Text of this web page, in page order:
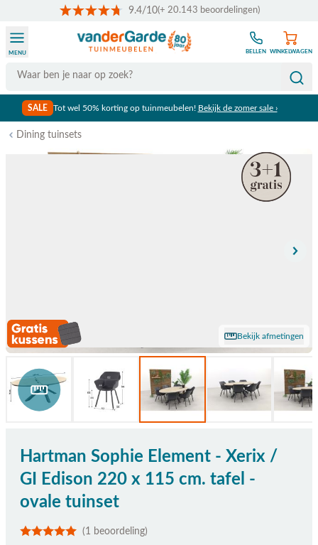
9.4/10(+ 20.143 beoordelingen)
Search
MENU BELLEN WINKELWAGEN
SALE Tot wel 50% korting op tuinmeubelen! Bekijk de zomer sale ›
Dining tuinsets
Bekijk afmetingen
Hartman Sophie Element - Xerix /
GI Edison 220 x 115 cm. tafel -
ovale tuinset
(1 beoordeling)